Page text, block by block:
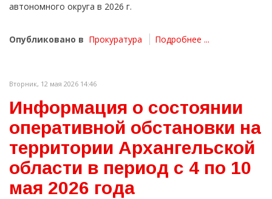
автономного округа в 2026 г.
Опубликовано в Прокуратура Подробнее ...
Вторник, 12 мая 2026 14:46
Информация о состоянии
оперативной обстановки на
территории Архангельской
области в период с 4 по 10
мая 2026 года